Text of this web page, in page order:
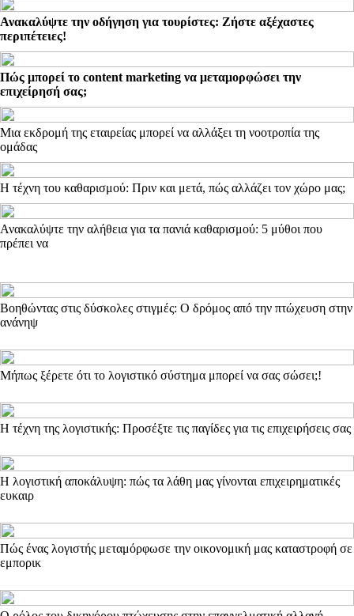
Ανακαλύψτε την οδήγηση για τουρίστες: Ζήστε αξέχαστες
περιπέτειες!
Πώς μπορεί το content marketing να μεταμορφώσει την
επιχείρησή σας;
Μια εκδρομή της εταιρείας μπορεί να αλλάξει τη νοοτροπία της
ομάδας
Η τέχνη του καθαρισμού: Πριν και μετά, πώς αλλάζει τον χώρο μας;
Ανακαλύψτε την αλήθεια για τα πανιά καθαρισμού: 5 μύθοι που
πρέπει να
Βοηθώντας στις δύσκολες στιγμές: Ο δρόμος από την πτώχευση στην
ανάνηψ
Μήπως ξέρετε ότι το λογιστικό σύστημα μπορεί να σας σώσει;!
Η τέχνη της λογιστικής: Προσέξτε τις παγίδες για τις επιχειρήσεις σας
Η λογιστική αποκάλυψη: πώς τα λάθη μας γίνονται επιχειρηματικές
ευκαιρ
Πώς ένας λογιστής μεταμόρφωσε την οικονομική μας καταστροφή σε
εμπορικ